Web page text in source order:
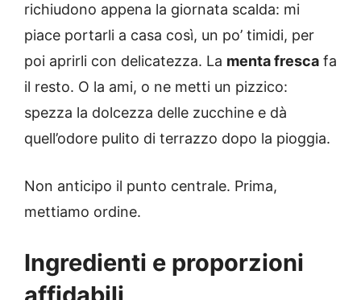
richiudono appena la giornata scalda: mi
piace portarli a casa così, un po’ timidi, per
poi aprirli con delicatezza. La menta fresca fa
il resto. O la ami, o ne metti un pizzico:
spezza la dolcezza delle zucchine e dà
quell’odore pulito di terrazzo dopo la pioggia.
Non anticipo il punto centrale. Prima,
mettiamo ordine.
Ingredienti e proporzioni